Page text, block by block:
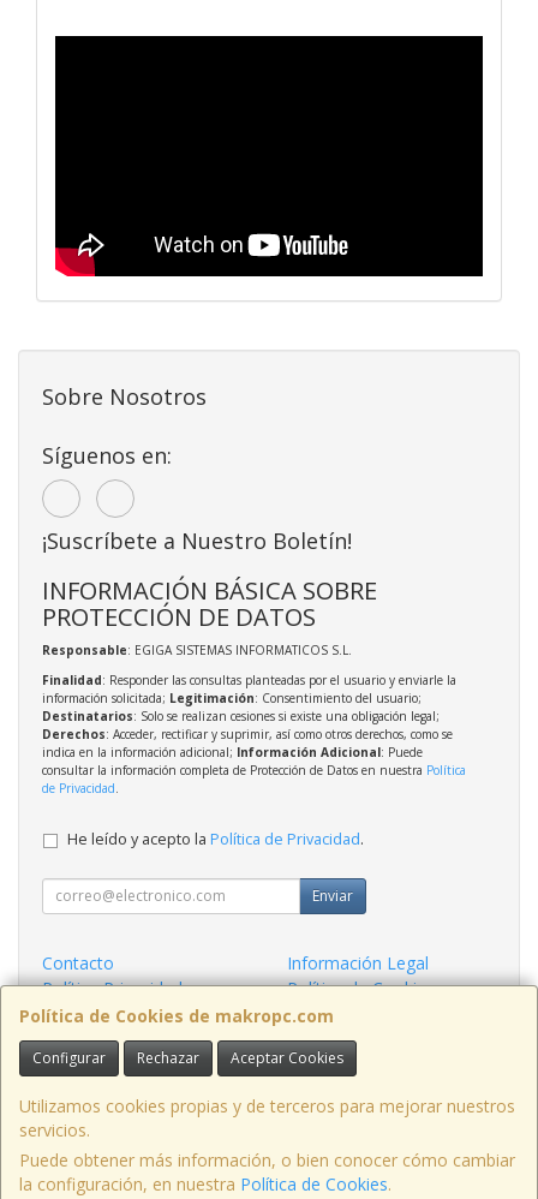
Política de Cookies de makropc.com
Configurar Rechazar Aceptar Cookies
Utilizamos cookies propias y de terceros para mejorar nuestros
servicios.
Puede obtener más información, o bien conocer cómo cambiar
la configuración, en nuestra Política de Cookies.
Sobre Nosotros
Síguenos en:
¡Suscríbete a Nuestro Boletín!
INFORMACIÓN BÁSICA SOBRE
PROTECCIÓN DE DATOS
Responsable: EGIGA SISTEMAS INFORMATICOS S.L.
Finalidad: Responder las consultas planteadas por el usuario y enviarle la
información solicitada; Legitimación: Consentimiento del usuario;
Destinatarios: Solo se realizan cesiones si existe una obligación legal;
Derechos: Acceder, rectificar y suprimir, así como otros derechos, como se
indica en la información adicional; Información Adicional: Puede
consultar la información completa de Protección de Datos en nuestra Política
de Privacidad.
He leído y acepto la Política de Privacidad.
Enviar
Contacto
Información Legal
Política Privacidad
Política de Cookies
Condiciones de Compra
Formas de Pago
Contacto
admin@makropc.com
, , , , España. - C.I.F.: B90397449 - Tfno: